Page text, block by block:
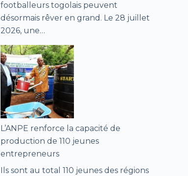
footballeurs togolais peuvent
désormais rêver en grand. Le 28 juillet
2026, une…
L’ANPE renforce la capacité de
production de 110 jeunes
entrepreneurs
Ils sont au total 110 jeunes des régions